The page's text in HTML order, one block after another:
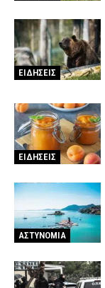
ΕΙΔΗΣΕΙΣ
ΕΙΔΗΣΕΙΣ
ΑΣΤΥΝΟΜΙΑ